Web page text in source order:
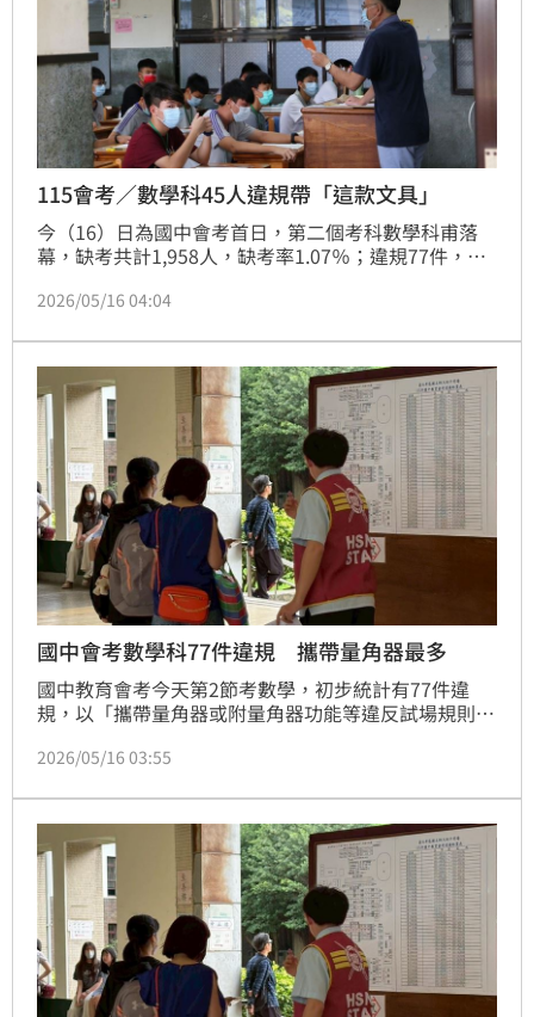
115會考／數學科45人違規帶「這款文具」
今（16）日為國中會考首日，第二個考科數學科甫落
幕，缺考共計1,958人，缺考率1.07％；違規77件，其
年34件增加11件。教育部表示，當下監考老師先以文
2026/05/16 04:04
國中會考數學科77件違規 攜帶量角器最多
國中教育會考今天第2節考數學，初步統計有77件違
規，以「攜帶量角器或附量角器功能等違反試場規則之
間備用試場。
2026/05/16 03:55